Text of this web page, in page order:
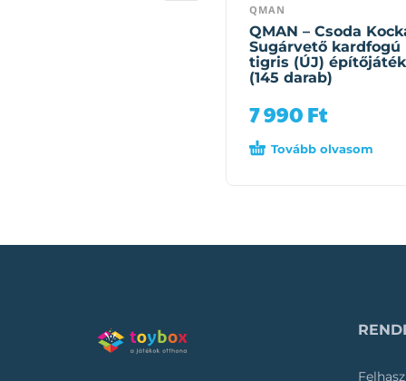
QMAN
QMAN – Csoda
Sugárvető kardfogú
tigris (ÚJ) építőjáték
(145 darab)
7 990Ft
Tovább olvasom